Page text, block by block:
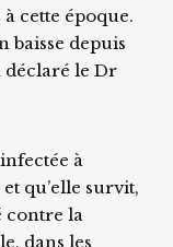
cette époque.
baisse depuis
déclaré le Dr
à
qu’elle survit,
contre la
dans les